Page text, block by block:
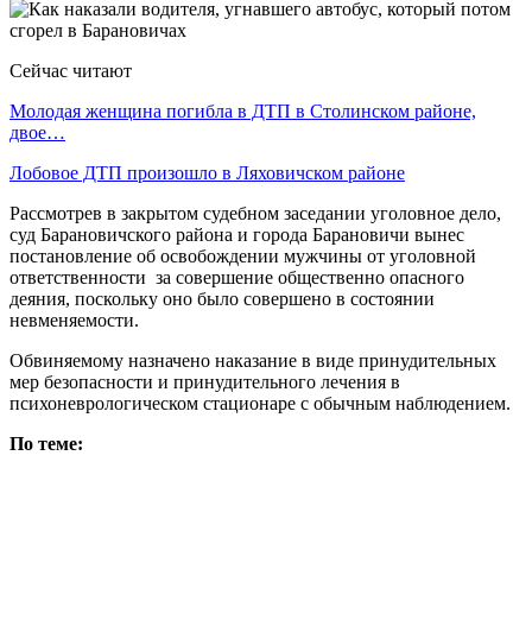
Сейчас читают
Молодая женщина погибла в ДТП в Столинском районе,
двое…
Лобовое ДТП произошло в Ляховичском районе
Рассмотрев в закрытом судебном заседании уголовное дело,
суд Барановичского района и города Барановичи вынес
постановление об освобождении мужчины от уголовной
ответственности за совершение общественно опасного
деяния, поскольку оно было совершено в состоянии
невменяемости.
Обвиняемому назначено наказание в виде принудительных
мер безопасности и принудительного лечения в
психоневрологическом стационаре с обычным наблюдением.
По теме: